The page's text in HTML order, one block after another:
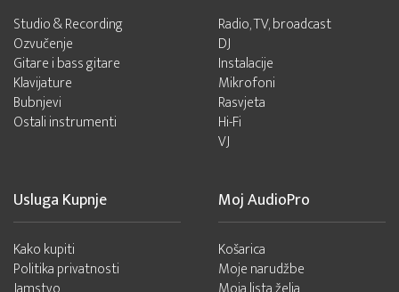
Studio & Recording
Ozvučenje
Gitare i bass gitare
Klavijature
Bubnjevi
Ostali instrumenti
Radio, TV, broadcast
DJ
Instalacije
Mikrofoni
Rasvjeta
Hi-Fi
VJ
Usluga Kupnje
Kako kupiti
Politika privatnosti
Moj AudioPro
Košarica
Moje narudžbe